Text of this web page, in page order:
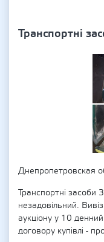
Транспортні
Днепропетровская
Транспортні засоби
незадовільний.
аукціону у 10
договору купівлі -